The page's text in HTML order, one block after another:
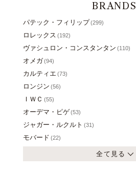
BRANDS
パテック・フィリップ(299)
ロレックス (192)
ヴァシュロン・コンスタンタン (110)
オメガ(94)
カルティエ (73)
ロンジン (56)
ＩＷＣ (55)
オーデマ・ピゲ(53)
ジャガー・ルクルト (31)
モバード (22)
全て見る